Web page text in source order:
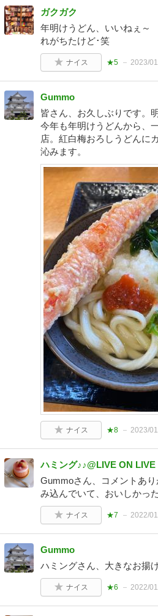
ガクガク
年明けうどん、いいねぇ～
れがちたけど･笑
ナイス ★5 2023/
Gummo
皆さん、お久しぶりです。
今年も年明けうどんから、
店。紅白梅おろしうどんに
沁みます。
ナイス ★8 2023/
ハミング♪♪@LIVE ON LIVE
Gummoさん、コメントあ
み込んでいて、おいしかっ
ナイス ★7 2022/
Gummo
ハミングさん、大きなお揚
ナイス ★6 2022/